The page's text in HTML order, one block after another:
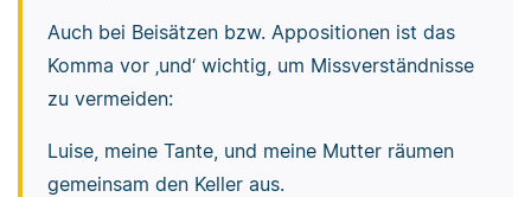
Auch bei Beisätzen bzw. Appositionen ist das
Komma vor ‚und‘ wichtig, um Missverständnisse
zu vermeiden:
Luise, meine Tante, und meine Mutter räumen
gemeinsam den Keller aus.